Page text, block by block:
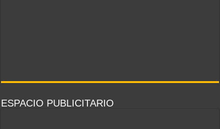
ESPACIO PUBLICITARIO